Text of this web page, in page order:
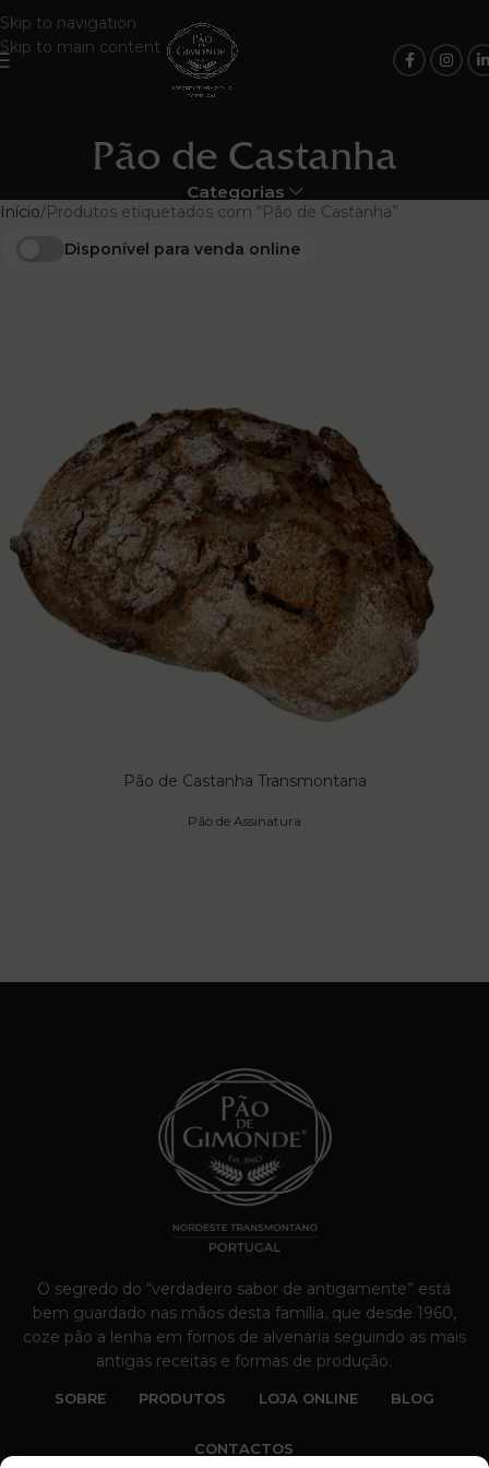
Skip to navigation
Skip to main content
Pão de Castanha
Categorias
Início Produtos etiquetados com “Pão de Castanha”
Disponível para venda online
Pão de Castanha Transmontana
Pão de Assinatura
O segredo do “verdadeiro sabor de antigamente” está
bem guardado nas mãos desta família, que desde 1960,
coze pão a lenha em fornos de alvenaria seguindo as mais
antigas receitas e formas de produção.
SOBRE PRODUTOS LOJA ONLINE BLOG
CONTACTOS